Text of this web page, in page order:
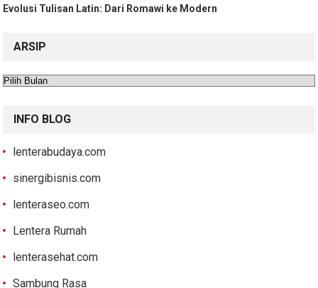
Evolusi Tulisan Latin: Dari Romawi ke Modern
ARSIP
Arsip
INFO BLOG
lenterabudaya.com
sinergibisnis.com
lenteraseo.com
Lentera Rumah
lenterasehat.com
Sambung Rasa